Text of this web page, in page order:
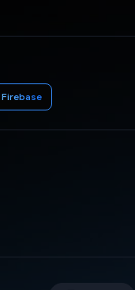
Firebase